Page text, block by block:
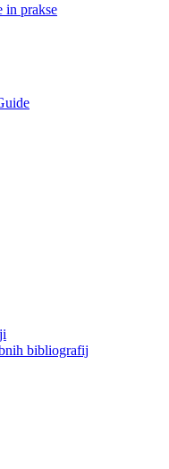
in prakse
bibliografij